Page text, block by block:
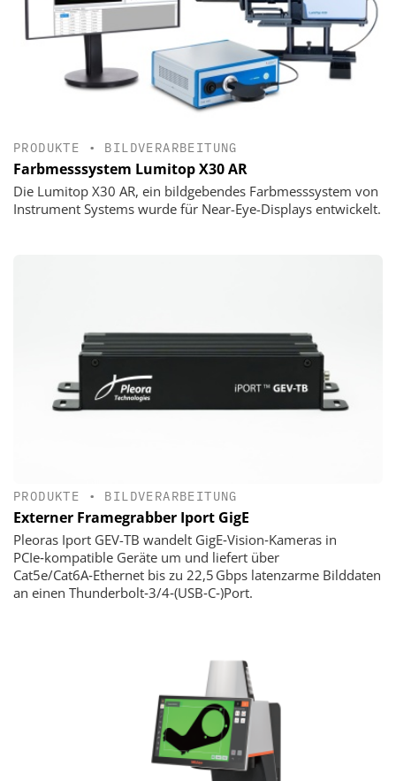
PRODUKTE • BILDVERARBEITUNG
Farbmesssystem Lumitop X30 AR
Die Lumitop X30 AR, ein bildgebendes Farbmesssystem von
Instrument Systems wurde für Near-Eye-Displays entwickelt.
PRODUKTE • BILDVERARBEITUNG
Externer Framegrabber Iport GigE
Pleoras Iport GEV-TB wandelt GigE‑Vision‑Kameras in
PCIe‑kompatible Geräte um und liefert über
Cat5e/Cat6A‑Ethernet bis zu 22,5 Gbps latenzarme Bilddaten
an einen Thunderbolt‑3/4‑(USB‑C‑)Port.